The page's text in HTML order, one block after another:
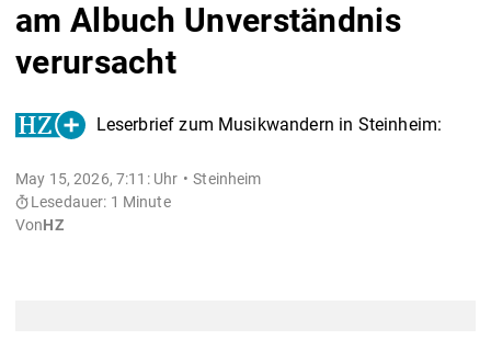
am Albuch Unverständnis
verursacht
Leserbrief zum Musikwandern in Steinheim:
May 15, 2026, 7:11: Uhr
Steinheim
Lesedauer: 1 Minute
VonHZ